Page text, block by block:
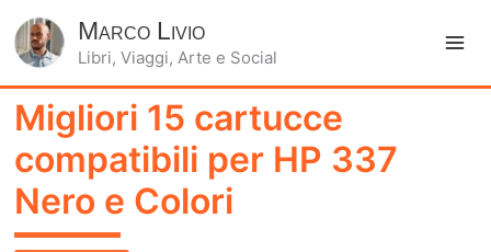
Marco Livio
Libri, Viaggi, Arte e Social
Migliori 15 cartucce
compatibili per HP 337
Nero e Colori